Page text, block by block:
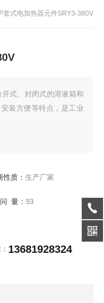
套式电加热器元件SRY3-380V
式、封闭式的溶液箱和
装方便等特点，是工业
性质： 生产厂家
量： 93
13681928324